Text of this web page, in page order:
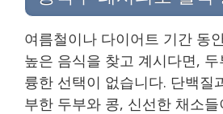
여름철이나 다이어트 기간 동
높은 음식을 찾고 계시다면,
륭한 선택이 없습니다. 단백질
부한 두부와 콩, 신선한 채소